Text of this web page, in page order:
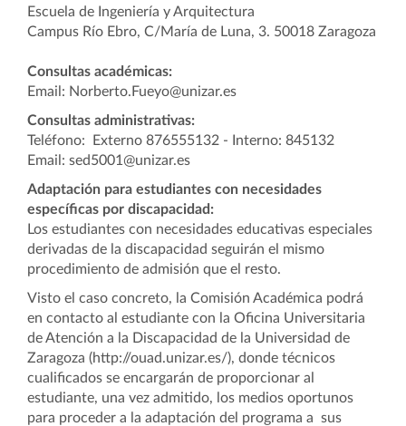
Escuela de Ingeniería y Arquitectura
Campus Río Ebro, C/María de Luna, 3. 50018 Zaragoza
Consultas académicas:
Email: Norberto.Fueyo@unizar.es
Consultas administrativas:
Teléfono: Externo 876555132 - Interno: 845132
Email: sed5001@unizar.es
Adaptación para estudiantes con necesidades
específicas por discapacidad:
Los estudiantes con necesidades educativas especiales
derivadas de la discapacidad seguirán el mismo
procedimiento de admisión que el resto.
Visto el caso concreto, la Comisión Académica podrá
en contacto al estudiante con la Oficina Universitaria
de Atención a la Discapacidad de la Universidad de
Zaragoza (http://ouad.unizar.es/), donde técnicos
cualificados se encargarán de proporcionar al
estudiante, una vez admitido, los medios oportunos
para proceder a la adaptación del programa a sus